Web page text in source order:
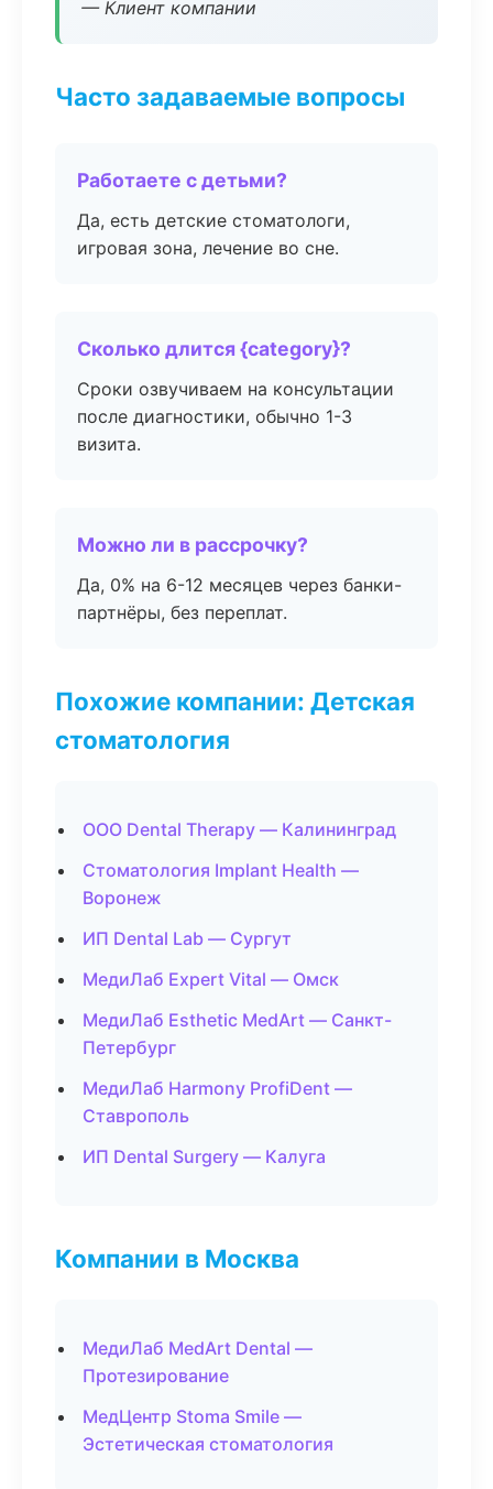
— Клиент компании
Часто задаваемые вопросы
Работаете с детьми?
Да, есть детские стоматологи,
игровая зона, лечение во сне.
Сколько длится {category}?
Сроки озвучиваем на консультации
после диагностики, обычно 1-3
визита.
Можно ли в рассрочку?
Да, 0% на 6-12 месяцев через банки-
партнёры, без переплат.
Похожие компании: Детская
стоматология
ООО Dental Therapy — Калининград
Стоматология Implant Health —
Воронеж
ИП Dental Lab — Сургут
МедиЛаб Expert Vital — Омск
МедиЛаб Esthetic MedArt — Санкт-
Петербург
МедиЛаб Harmony ProfiDent —
Ставрополь
ИП Dental Surgery — Калуга
Компании в Москва
МедиЛаб MedArt Dental —
Протезирование
МедЦентр Stoma Smile —
Эстетическая стоматология